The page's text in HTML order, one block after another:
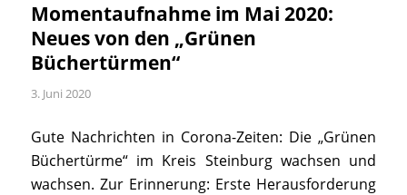
Momentaufnahme im Mai 2020:
Neues von den „Grünen
Büchertürmen“
3. Juni 2020
Gute Nachrichten in Corona-Zeiten: Die „Grünen
Büchertürme“ im Kreis Steinburg wachsen und
wachsen. Zur Erinnerung: Erste Herausforderung